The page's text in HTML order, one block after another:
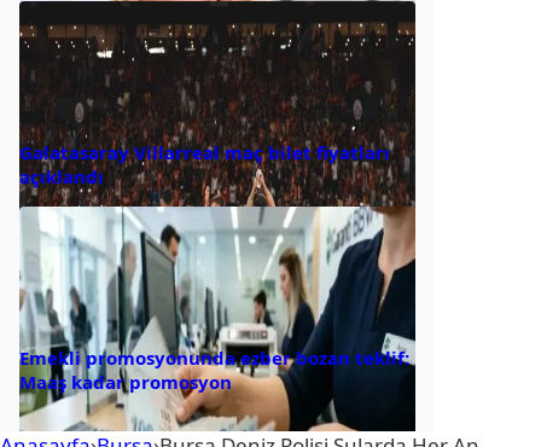
Galatasaray Villarreal maç bilet fiyatları
açıklandı
Emekli promosyonunda ezber bozan teklif:
Maaş kadar promosyon